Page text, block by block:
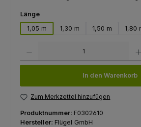
Längeauswählen
1,05 m
1,30 m 1,50 m 1,80
In den Warenkorb
Zum Merkzettel hinzufügen
Produktnummer: F0302610
Hersteller: Flügel GmbH